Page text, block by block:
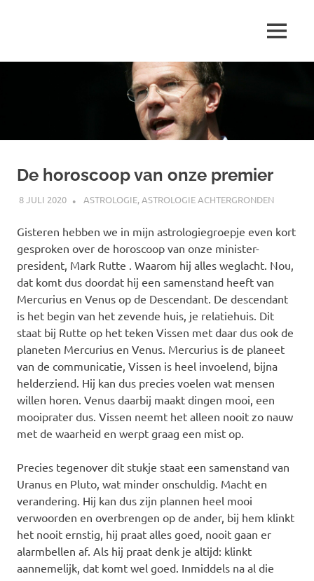
inhoud
…
MENU
De horoscoop van onze premier
8 JULI 2020 MARJOLEIN
ASTROLOGIE,ASTROLOGIE ACHTERGRONDEN
Gisteren hebben we in mijn astrologiegroepje even kort
gesproken over de horoscoop van onze minister-
president, Mark Rutte . Waarom hij alles weglacht. Nou,
dat komt dus doordat hij een samenstand heeft van
Mercurius en Venus op de Descendant. De descendant
is het begin van het zevende huis, je relatiehuis. Dit
staat bij Rutte op het teken Vissen met daar dus ook de
planeten Mercurius en Venus. Mercurius is de planeet
van de communicatie, Vissen is heel invoelend, bijna
helderziend. Hij kan dus precies voelen wat mensen
willen horen. Venus daarbij maakt dingen mooi, een
mooiprater dus. Vissen neemt het alleen nooit zo nauw
met de waarheid en werpt graag een mist op.
Precies tegenover dit stukje staat een samenstand van
Uranus en Pluto, wat minder onschuldig. Macht en
verandering. Hij kan dus zijn plannen heel mooi
verwoorden en overbrengen op de ander, bij hem klinkt
het nooit ernstig, hij praat alles goed, nooit gaan er
alarmbellen af. Als hij praat denk je altijd: klinkt
aannemelijk, dat komt wel goed. Inmiddels na al die